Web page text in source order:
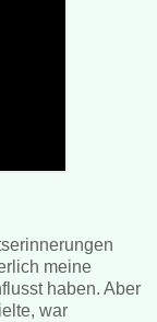
meine
haben. Aber
war